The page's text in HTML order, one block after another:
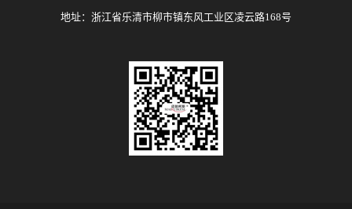
地址：浙江省乐清市柳市镇东风工业区凌云路168号